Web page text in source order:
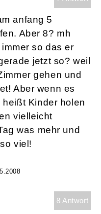
anfang 5
Aber 8? mh
so das er
jetzt so? weil
gehen und
Aber wenn es
Kinder holen
vielleicht
was mehr und
viel!
8 Antwort